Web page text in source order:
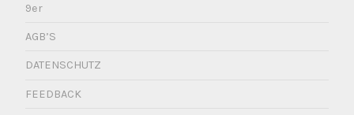
9er
AGB’S
DATENSCHUTZ
FEEDBACK